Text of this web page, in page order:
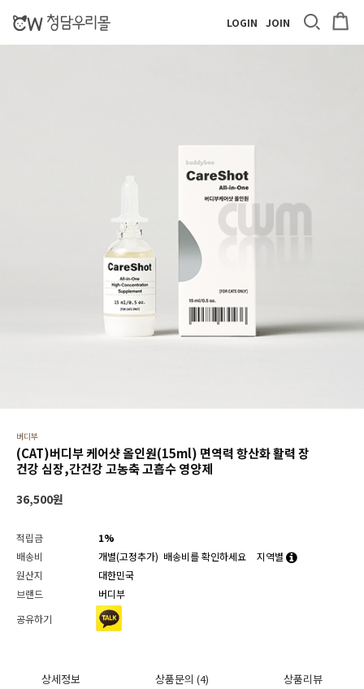
LOGIN JOIN
버디부
(CAT)버디부 케어샷 올인원(15ml) 면역력 항산화 활력 장
건강 심장,간건강 고농축 고흡수 영양제
36,500원
적립금
1%
배송비
개별(고정추가) 배송비를 확인하세요
지역별
원산지
대한민국
브랜드
버디부
공유하기
상세정보 상품문의 (4) 상품리뷰